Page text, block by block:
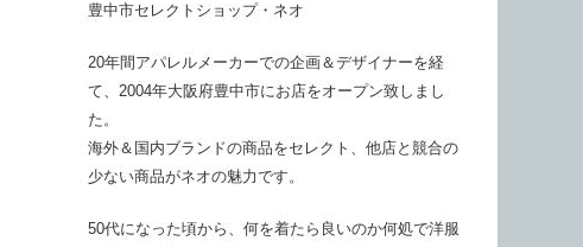
豊中市セレクトショップ・ネオ
20年間アパレルメーカーでの企画＆デザイナーを経
て、2004年大阪府豊中市にお店をオープン致しまし
た。
海外＆国内ブランドの商品をセレクト、他店と競合の
少ない商品がネオの魅力です。
50代になった頃から、何を着たら良いのか何処で洋服